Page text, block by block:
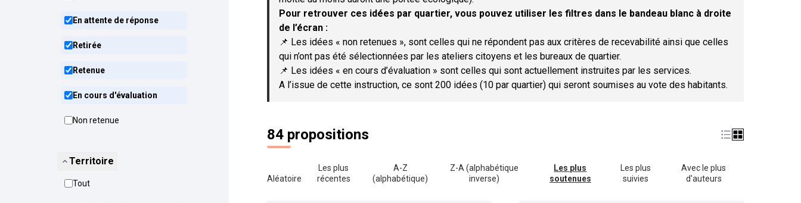
En attente de réponse
Retirée
Retenue
En cours d'évaluation
Non retenue
Territoire
Tout
Pour retrouver ces idées par quartier, vous pouvez utiliser les filtres dans le bandeau blanc à droite
de l’écran :
📌 Les idées « non retenues », sont celles qui ne répondent pas aux critères de recevabilité ainsi que celles
qui n’ont pas été sélectionnées par les ateliers citoyens et les bureaux de quartier.
📌 Les idées « en cours d’évaluation » sont celles qui sont actuellement instruites par les services.
A l’issue de cette instruction, ce sont 200 idées (10 par quartier) qui seront soumises au vote des habitants.
84 propositions
Aléatoire
Les plus
récentes
A-Z
(alphabétique)
Z-A (alphabétique
inverse)
Les plus
soutenues
Les plus
suivies
Avec le plus
d'auteurs